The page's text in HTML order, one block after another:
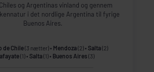
og Argentinas vinland og gennem
i det nordlige Argentina til fyrige
Buenos Aires.
de Chile(3 nætter) Mendoza(2) Salta(2)
(1) Salta(1) Buenos Aires (3)